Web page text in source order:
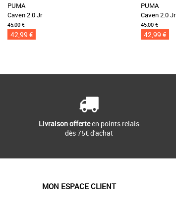
PUMA
Caven 2.0 Jr
45,00 €
42,99 €
PUMA
Caven 2.0 Jr
45,00 €
42,99 €
Livraison offerteen points relais
dès 75€ d'achat
MON ESPACE CLIENT